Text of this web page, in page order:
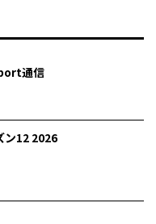
通信
ン12 2026